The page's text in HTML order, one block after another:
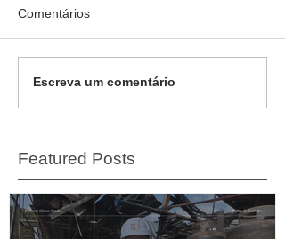
Comentários
Escreva um comentário
Featured Posts